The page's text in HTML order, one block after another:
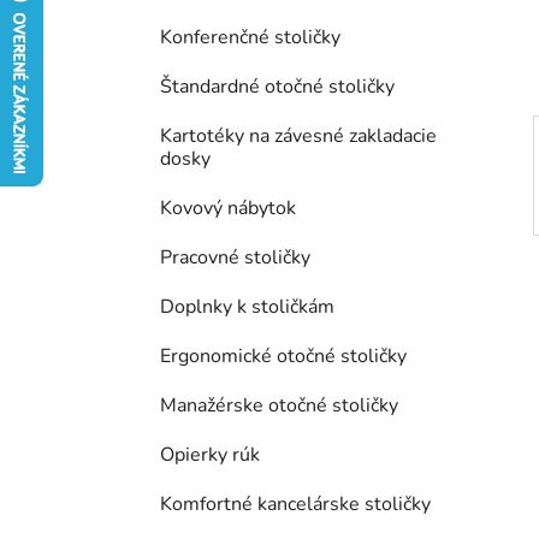
Konferenčné stoličky
Štandardné otočné stoličky
Kartotéky na závesné zakladacie
dosky
Kovový nábytok
Pracovné stoličky
Doplnky k stoličkám
Ergonomické otočné stoličky
Manažérske otočné stoličky
Opierky rúk
Komfortné kancelárske stoličky